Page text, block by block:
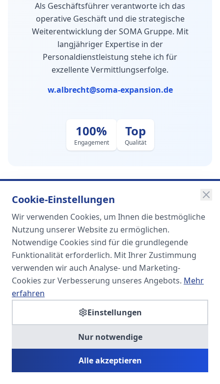
Als Geschäftsführer verantworte ich das
operative Geschäft und die strategische
Weiterentwicklung der SOMA Gruppe. Mit
langjähriger Expertise in der
Personaldienstleistung stehe ich für
exzellente Vermittlungserfolge.
w.albrecht@soma-expansion.de
100%
Engagement
Top
Qualität
SOMA
Unternehmensgruppe
Spezialisiert auf Fach- und
Führungskräfte in der
SOMA HR KONSULT UG
Personalberatung & Executive Search
Cookie-Einstellungen
Wir verwenden Cookies, um Ihnen die bestmögliche
Nutzung unserer Website zu ermöglichen.
Notwendige Cookies sind für die grundlegende
Funktionalität erforderlich. Mit Ihrer Zustimmung
verwenden wir auch Analyse- und Marketing-
Cookies zur Verbesserung unseres Angebots. Mehr
erfahren
Einstellungen
Nur notwendige
Alle akzeptieren